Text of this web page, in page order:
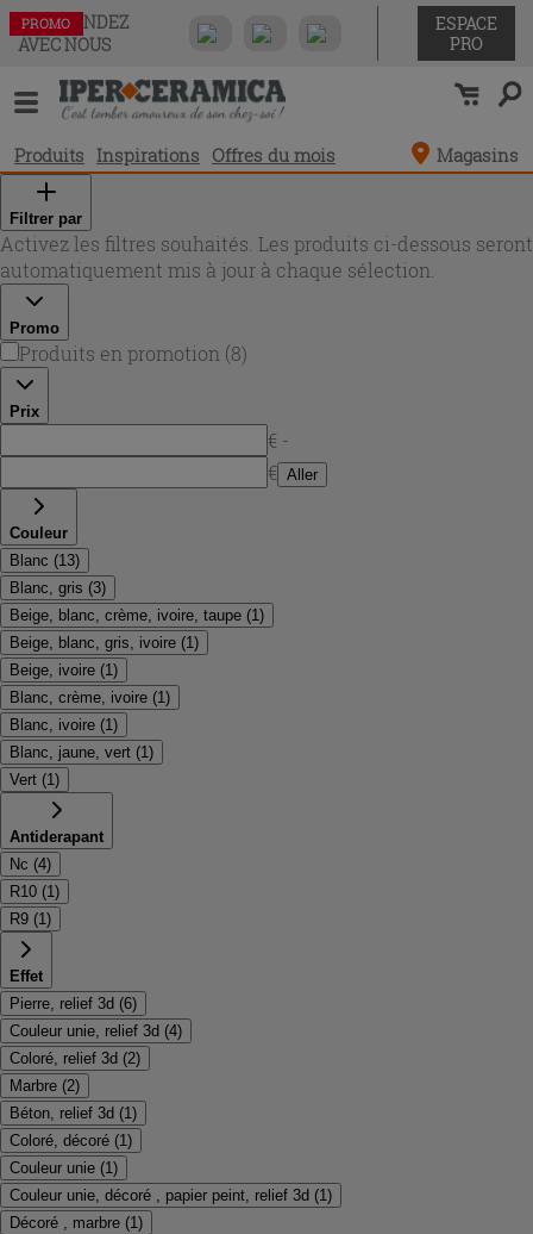
COMMANDEZ
AVEC NOUS
ESPACE
PRO
Produits Inspirations Offres du mois Magasins
Filtrer par
Activez les filtres souhaités. Les produits ci-dessous seront
automatiquement mis à jour à chaque sélection.
Promo
Produits en promotion (8)
Prix
€ -
€ Aller
Couleur
Blanc (13)
Blanc, gris (3)
Beige, blanc, crème, ivoire, taupe (1)
Beige, blanc, gris, ivoire (1)
Beige, ivoire (1)
Blanc, crème, ivoire (1)
Blanc, ivoire (1)
Blanc, jaune, vert (1)
Vert (1)
Antiderapant
Nc (4)
R10 (1)
R9 (1)
Effet
Pierre, relief 3d (6)
Couleur unie, relief 3d (4)
Coloré, relief 3d (2)
Marbre (2)
Béton, relief 3d (1)
Coloré, décoré (1)
Couleur unie (1)
Couleur unie, décoré , papier peint, relief 3d (1)
Décoré , marbre (1)
PROMO
PROMO
PROMO
PROMO
PROMO
PROMO
PROMO
PROMO